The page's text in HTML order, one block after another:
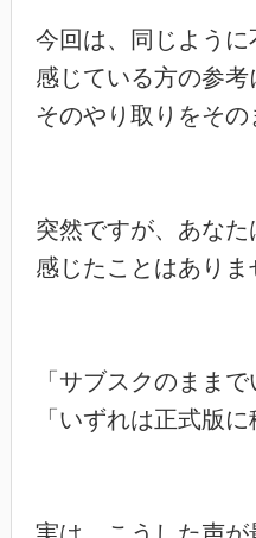
今回は、同じように
感じている方の参考
そのやり取りをそ
突然ですが、あな
感じたことはありま
「サブスクのままで
「いずれは正式版に